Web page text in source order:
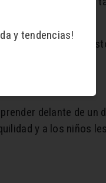
de asegurar
descansos.
delante de un
y a los niños
y tendencias!